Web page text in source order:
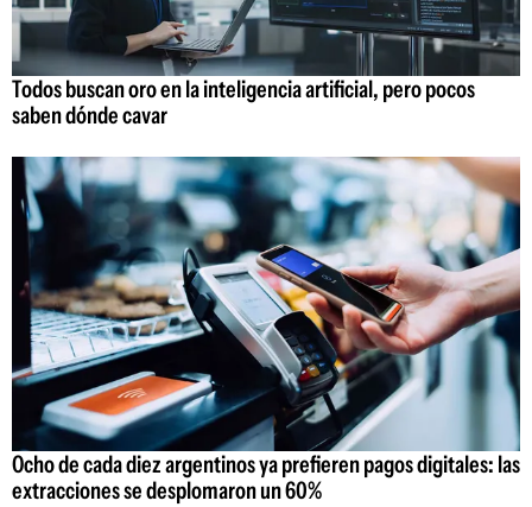
Todos buscan oro en la inteligencia artificial, pero pocos
saben dónde cavar
Ocho de cada diez argentinos ya prefieren pagos digitales: las
extracciones se desplomaron un 60%